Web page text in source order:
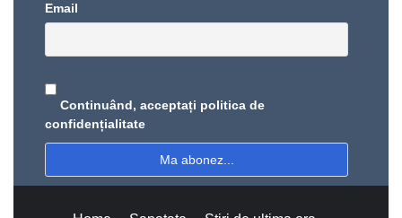
Email
Continuând, acceptați politica de
confidențialitate